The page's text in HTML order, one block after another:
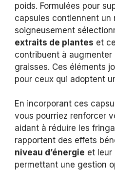
poids. Formulées pour
capsules contiennent un
soigneusement
extraits de plantes et
contribuent à augmenter
graisses. Ces éléments
pour ceux qui adoptent
En incorporant ces
vous pourriez renforcer
aidant à réduire les
rapportent des effets
niveau d’énergie et leur
permettant une gestion